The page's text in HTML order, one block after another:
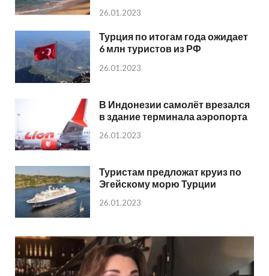
26.01.2023
Турция по итогам года ожидает
6 млн туристов из РФ
26.01.2023
В Индонезии самолёт врезался
в здание терминала аэропорта
26.01.2023
Туристам предложат круиз по
Эгейскому морю Турции
26.01.2023